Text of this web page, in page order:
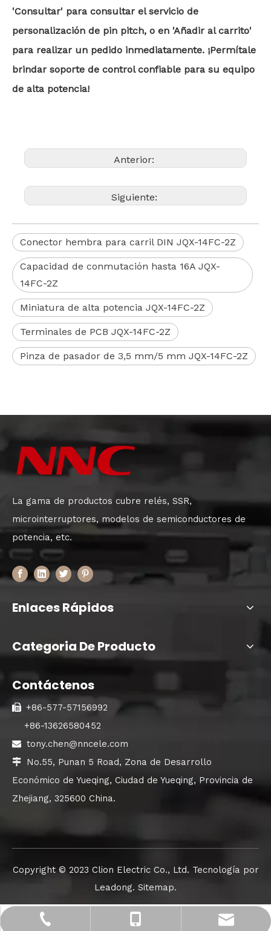
'Consultar' para consultar el servicio de
personalización de pin pitch, o en 'Añadir al carrito'
para realizar un pedido inmediatamente. ¡Permítale
brindar soporte de control confiable para su equipo
de alta potencia!
Anterior:
Siguiente:
Conector hembra para carril DIN JQX-14FC-2Z
Capacidad de conmutación hasta 16A JQX-
14FC-2Z
Miniatura de alta potencia JQX-14FC-2Z
Terminales de PCB JQX-14FC-2Z
Pinza de pasador de 3,5 mm/5 mm JQX-14FC-2Z
La gama de productos cubre relés, SSR,
microinterruptores, modelos de semiconductores de
potencia, etc.
Enlaces Rápidos
Categoria De Producto
Contáctenos
 +86-577-57156992
+86-13626580452
 tony.chen@nncele.com

No.55, Punan 5 Road, Zona de Desarrollo
Económico de Yueqing, Ciudad de Yueqing, Provincia de
Zhejiang, 325600 China.
+86-577-57156992
+86-13626580452
tony.chen@nncele.com
Copyright ©️ 2023 Clion Electric Co., Ltd. Tecnología por
Leadong. Sitemap.